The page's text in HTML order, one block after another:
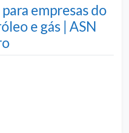
empresas do
e gás | ASN